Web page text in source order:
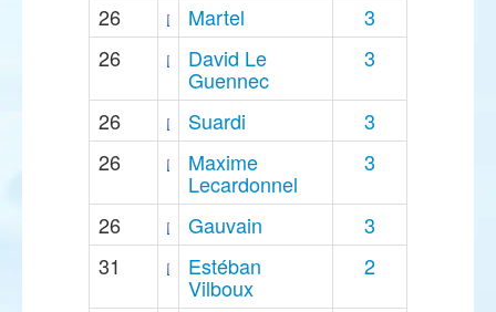
26
Martel
3
26
David Le
Guennec
3
26 Suardi
3
26
Maxime
Lecardonnel
3
26 Gauvain
3
31
Estéban
Vilboux
2